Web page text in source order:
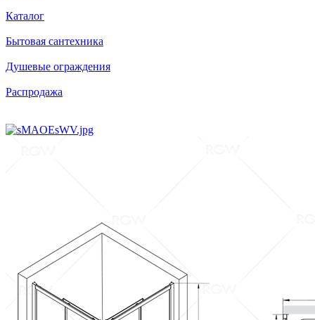
Каталог
Бытовая сантехника
Душевые ограждения
Распродажа